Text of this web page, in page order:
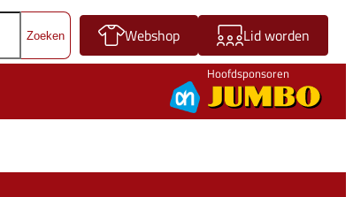
Webshop Lid worden
Hoofdsponsoren